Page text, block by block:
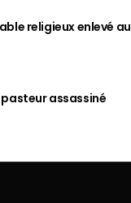
religieux enlevé au
pasteur assassiné